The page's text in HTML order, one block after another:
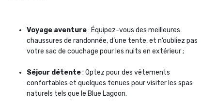
Voyage aventure: Équipez-vous des meilleures
chaussures de randonnée, d’une tente, et n’oubliez pas
votre sac de couchage pour les nuits en extérieur ;
Séjour détente: Optez pour des vêtements
confortables et quelques tenues pour visiter les spas
naturels tels que le Blue Lagoon.